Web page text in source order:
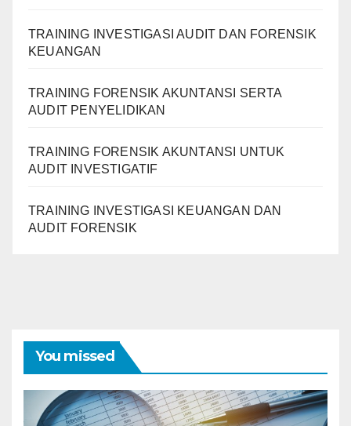
TRAINING INVESTIGASI AUDIT DAN FORENSIK
KEUANGAN
TRAINING FORENSIK AKUNTANSI SERTA
AUDIT PENYELIDIKAN
TRAINING FORENSIK AKUNTANSI UNTUK
AUDIT INVESTIGATIF
TRAINING INVESTIGASI KEUANGAN DAN
AUDIT FORENSIK
You missed